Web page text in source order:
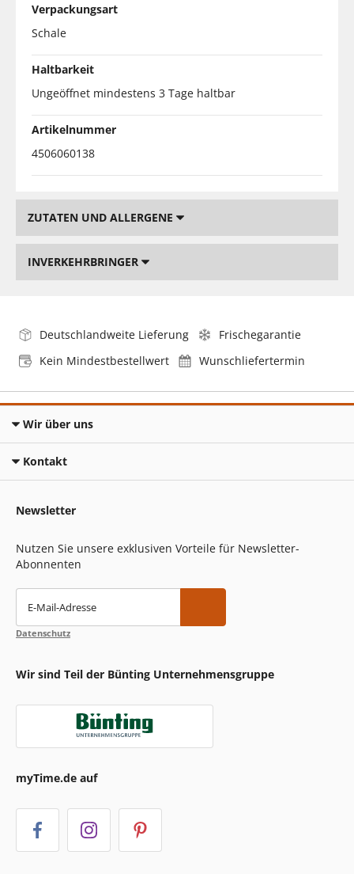
Verpackungsart
Schale
Haltbarkeit
Ungeöffnet mindestens 3 Tage haltbar
Artikelnummer
4506060138
ZUTATEN UND ALLERGENE
INVERKEHRBRINGER
Deutschlandweite Lieferung
Frischegarantie
Kein Mindestbestellwert
Wunschliefertermin
Wir über uns
Kontakt
Newsletter
Nutzen Sie unsere exklusiven Vorteile für Newsletter-
Abonnenten
E-Mail-Adresse
Datenschutz
Wir sind Teil der Bünting Unternehmensgruppe
myTime.de auf